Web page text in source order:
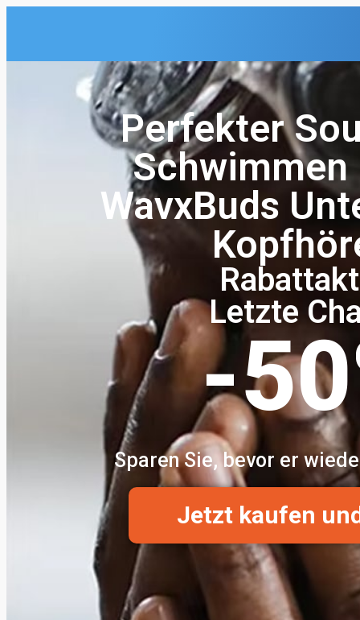
Perfekter
WavxBuds
Letzte
-
Sparen Sie, bevor er
Jetzt kaufen